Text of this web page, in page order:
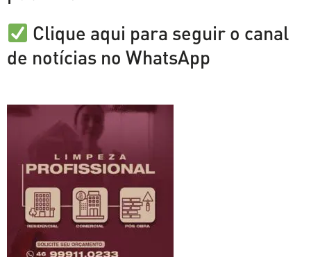
Clique aqui para seguir o canal
de notícias no WhatsApp